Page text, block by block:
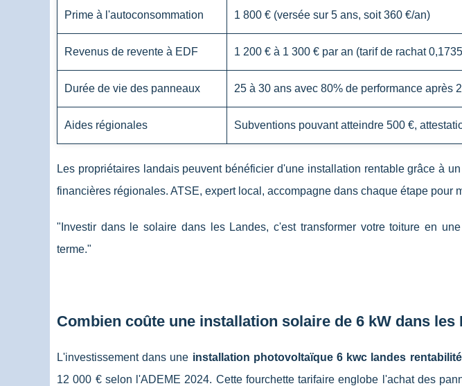
Prime à l'autoconsommation 1 800 € (versée sur 5 ans, soit 360 €/an)
Revenus de revente à EDF 1 200 € à 1 300 € par an (tarif de rachat
Durée de vie des panneaux 25 à 30 ans avec 80% de performance après
Aides régionales Subventions pouvant atteindre 500 €,
Les propriétaires landais peuvent bénéficier d'une installation rentable grâce à
financières régionales. ATSE, expert local, accompagne dans chaque étape pour
"Investir dans le solaire dans les Landes, c'est transformer votre toiture en
terme."
Combien coûte une installation solaire de 6 kW dans les
L'investissement dans une installation photovoltaïque 6 kwc landes rentabilité
12 000 € selon l'ADEME 2024. Cette fourchette tarifaire englobe l'achat des